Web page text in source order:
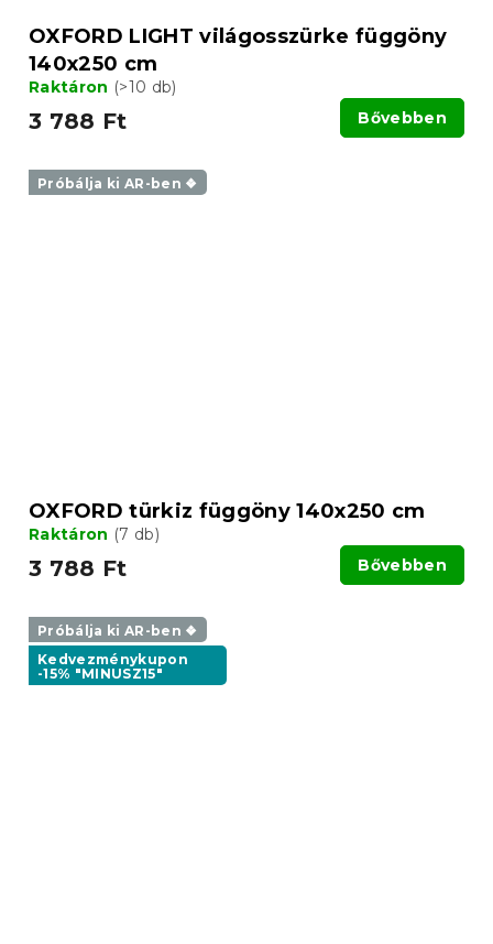
OXFORD LIGHT világosszürke függöny
140x250 cm
Raktáron (>10 db)
3 788 Ft Bővebben
Próbálja ki AR-ben ❖
OXFORD türkiz függöny 140x250 cm
Raktáron (7 db)
3 788 Ft Bővebben
Próbálja ki AR-ben ❖
Kedvezménykupon
-15% "MINUSZ15"